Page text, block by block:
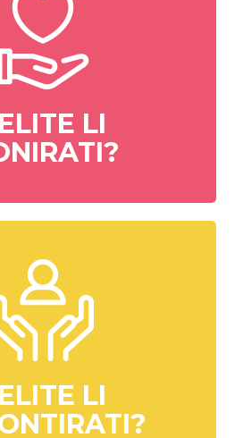
LI
LI